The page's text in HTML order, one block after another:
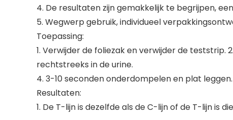
4. De resultaten zijn gemakkelijk te begrijpen,
5. Wegwerp gebruik, individueel
Toepassing:
1. Verwijder de foliezak en verwijder de
rechtstreeks in de urine.
4. 3-10 seconden onderdompelen en plat leggen.
Resultaten:
1. De T-lijn is dezelfde als de C-lijn of de T-lijn is